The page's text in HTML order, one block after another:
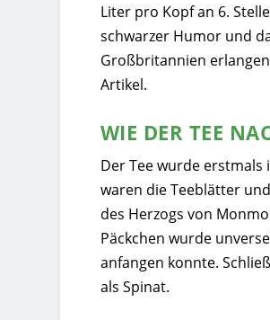
Liter pro Kopf an 6.
schwarzer Humor und
Großbritannien
Artikel.
WIE DER TEE
Der Tee wurde
waren die Teeblätter
des Herzogs von
Päckchen wurde
anfangen konnte.
als Spinat.